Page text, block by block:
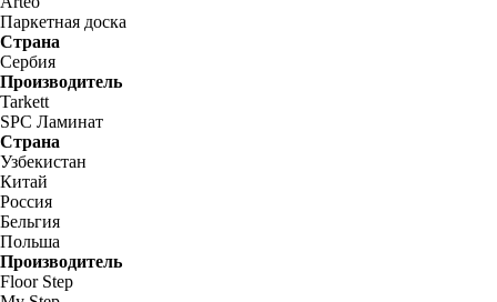
Паркетная доска
Страна
Сербия
Производитель
Tarkett
SPC Ламинат
Страна
Узбекистан
Китай
Россия
Бельгия
Польша
Производитель
Floor Step